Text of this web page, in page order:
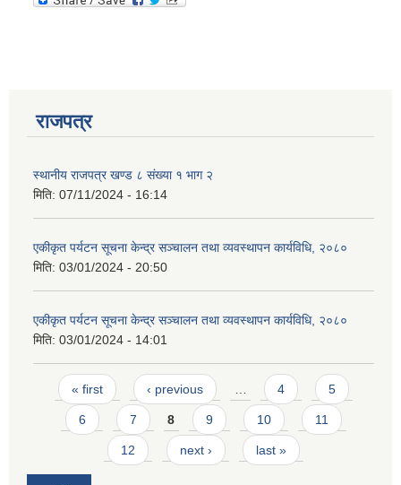
राजपत्र
स्थानीय राजपत्र खण्ड ८ संख्या १ भाग २
मिति: 07/11/2024 - 16:14
एकीकृत पर्यटन सूचना केन्द्र सञ्चालन तथा व्यवस्थापन कार्यविधि, २०८०
मिति: 03/01/2024 - 20:50
एकीकृत पर्यटन सूचना केन्द्र सञ्चालन तथा व्यवस्थापन कार्यविधि, २०८०
मिति: 03/01/2024 - 14:01
Pages
« first ‹ previous 4 5
6 7 8 9 10 11
12 next › last »